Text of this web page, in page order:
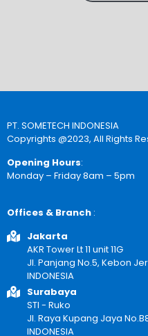
PT. SOMETECH INDONESIA
Copyrights @2023, All Rights
Opening Hours:
Monday – Friday 8am – 5pm
Offices & Branch :
Jakarta
AKR Tower Lt 11 unit 11G
Jl. Panjang No.5, Kebon
INDONESIA
Surabaya
STI - Ruko
Jl. Raya Kupang Jaya
INDONESIA